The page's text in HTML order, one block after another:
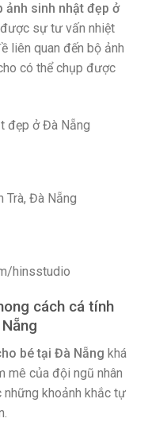
ảnh sinh nhật đẹp ở
sự tư vấn nhiệt
liên quan đến bộ ảnh
có thể chụp được
Trà, Đà Nẵng
hinsstudio
cách cá tính
bé tại Đà Nẵng khá
mê của đội ngũ nhân
những khoảnh khắc tự